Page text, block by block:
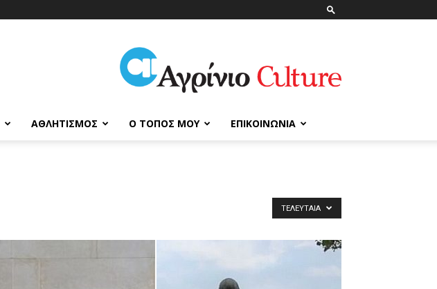
ΑγρίνιοCulture
ΑΘΛΗΤΙΣΜΌΣ Ο ΤΌΠΟΣ ΜΟΥ ΕΠΙΚΟΙΝΩΝΊΑ
ΤΕΛΕΥΤΑΊΑ